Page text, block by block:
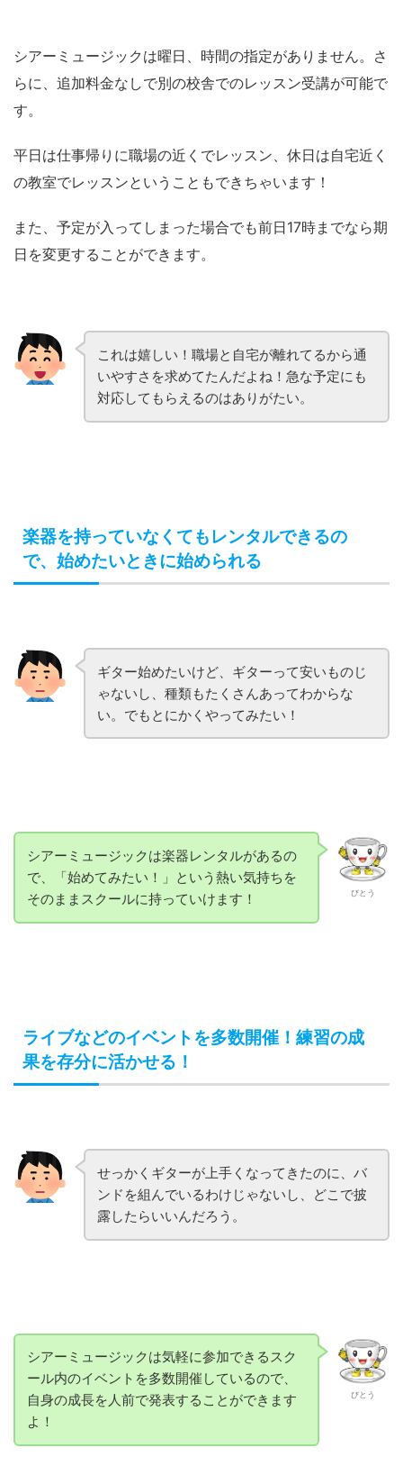
シアーミュージックは曜日、時間の指定がありません。さ
らに、追加料金なしで別の校舎でのレッスン受講が可能で
す。
平日は仕事帰りに職場の近くでレッスン、休日は自宅近く
の教室でレッスンということもできちゃいます！
また、予定が入ってしまった場合でも前日17時までなら期
日を変更することができます。
これは嬉しい！職場と自宅が離れてるから通
いやすさを求めてたんだよね！急な予定にも
対応してもらえるのはありがたい。
楽器を持っていなくてもレンタルできるの
で、始めたいときに始められる
ギター始めたいけど、ギターって安いものじ
ゃないし、種類もたくさんあってわからな
い。でもとにかくやってみたい！
びとう
シアーミュージックは楽器レンタルがあるの
で、「始めてみたい！」という熱い気持ちを
そのままスクールに持っていけます！
ライブなどのイベントを多数開催！練習の成
果を存分に活かせる！
せっかくギターが上手くなってきたのに、バ
ンドを組んでいるわけじゃないし、どこで披
露したらいいんだろう。
びとう
シアーミュージックは気軽に参加できるスク
ール内のイベントを多数開催しているので、
自身の成長を人前で発表することができます
よ！